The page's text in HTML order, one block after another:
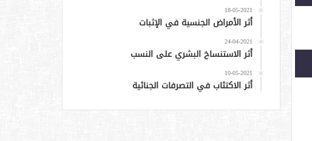
18-05-2021
أثر الأمراض الجنسية في الإثبات
24-04-2021
أثر الاستنساخ البشري على النسب
10-05-2021
أثر الاكتئاب في التصرفات الجنائية